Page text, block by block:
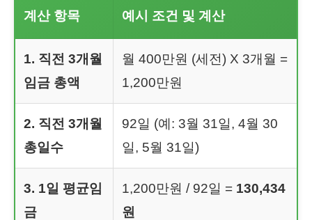
계산 항목 예시 조건 및 계산
1. 직전 3개월
임금 총액
월 400만원 (세전) X 3개월 =
1,200만원
2. 직전 3개월
총일수
92일 (예: 3월 31일, 4월 30
일, 5월 31일)
3. 1일 평균임
금
1,200만원 / 92일 = 130,434
원